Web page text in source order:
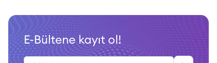
E-Bültene kayıt ol!